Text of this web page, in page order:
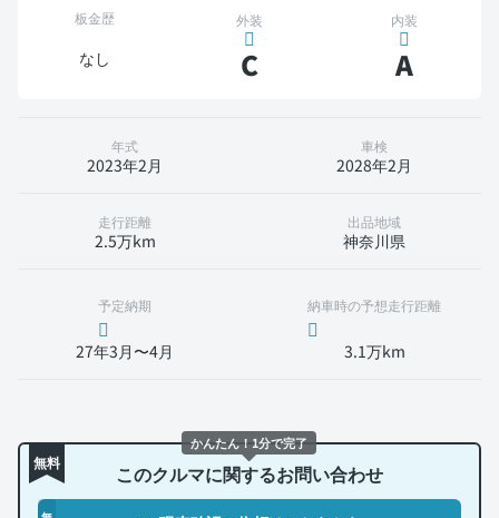
板金歴
なし
外装
C
内装
A
年式
2023年2月
車検
2028年2月
走行距離
2.5万km
出品地域
神奈川県
予定納期
27年3月〜4月
納車時の予想走行距離
3.1万km
無料 このクルマに関するお問い合わせ
かんたん！1分で完了